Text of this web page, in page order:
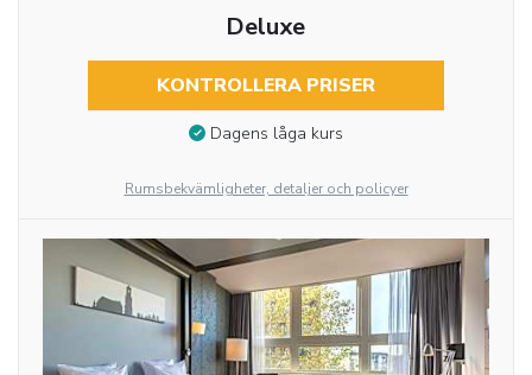
Deluxe
KONTROLLERA PRISER
Dagens låga kurs
Rumsbekvämligheter, detaljer och policyer